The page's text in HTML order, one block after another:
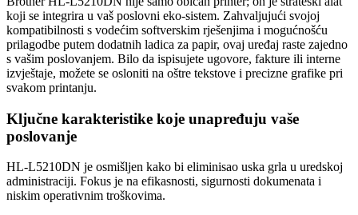
koji se integrira u vaš poslovni eko-sistem. Zahvaljujući svojoj
kompatibilnosti s vodećim softverskim rješenjima i mogućnošću
prilagodbe putem dodatnih ladica za papir, ovaj uređaj raste zajedno
s vašim poslovanjem. Bilo da ispisujete ugovore, fakture ili interne
izvještaje, možete se osloniti na oštre tekstove i precizne grafike pri
svakom printanju.
Ključne karakteristike koje unapređuju vaše
poslovanje
HL-L5210DN je osmišljen kako bi eliminisao uska grla u uredskoj
administraciji. Fokus je na efikasnosti, sigurnosti dokumenata i
niskim operativnim troškovima.